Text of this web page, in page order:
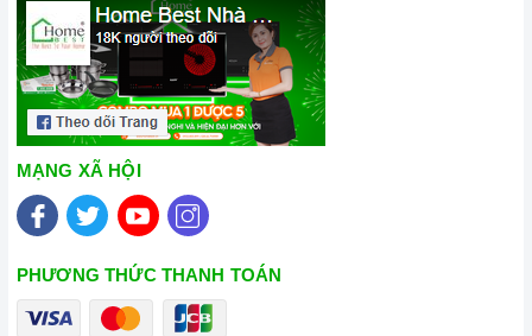
MẠNG XÃ HỘI
PHƯƠNG THỨC THANH TOÁN